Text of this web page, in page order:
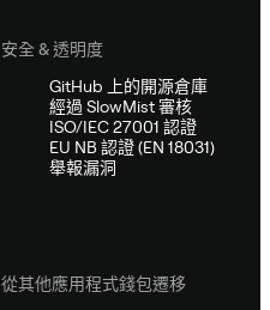
安全 & 透明度
GitHub 上的開源倉庫
經過 SlowMist 審核
ISO/IEC 27001 認證
EU NB 認證 (EN 18031)
舉報漏洞
從其他應用程式錢包遷移